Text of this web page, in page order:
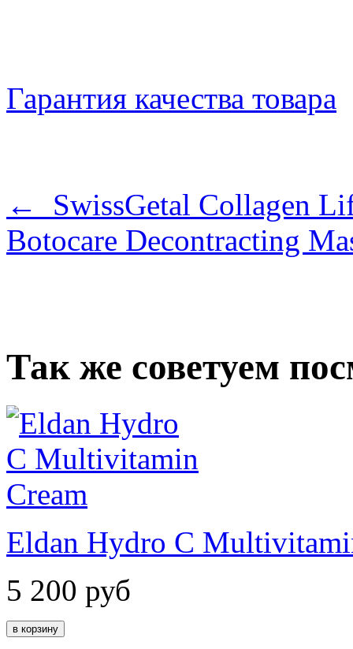
Гарантия качества товара
← SwissGetal Collagen
Botocare Decontracting
Так же советуем
Eldan Hydro C
5 200 руб